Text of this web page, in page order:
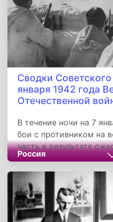
Сводки
января 1942 года
Отечественной
В течение ночи на 7
бои с противником на
часть в результате
противником
железнодорожную
200 вагонов, 3
авиабомб, большое
истребила 500 солдат
противника.
Россия